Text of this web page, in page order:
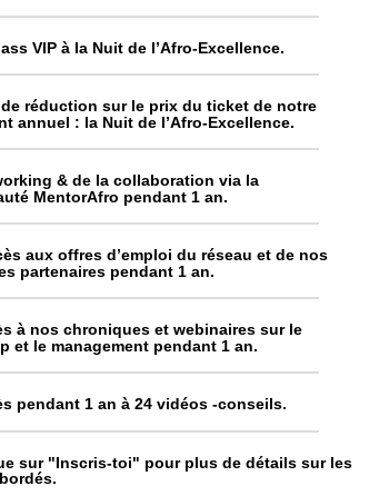
VIP à la Nuit de l’Afro-Excellence.
de réduction sur le prix du ticket de notre
annuel : la Nuit de l’Afro-Excellence.
& de la collaboration via la
MentorAfro pendant 1 an.
aux offres d’emploi du réseau et de nos
partenaires pendant 1 an.
à nos chroniques et webinaires sur le
et le management pendant 1 an.
pendant 1 an à 24 vidéos -conseils.
sur "Inscris-toi" pour plus de détails sur les